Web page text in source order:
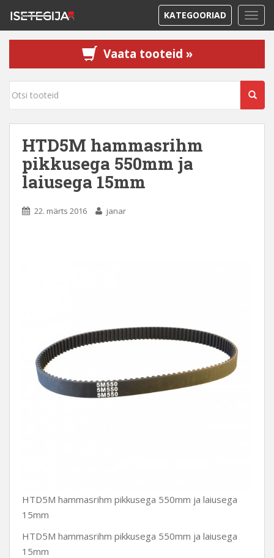
KATEGOORIAD
Vaata tooteid »
HTD5M hammasrihm
pikkusega 550mm ja
laiusega 15mm
22. märts 2016 janar
HTD5M hammasrihm pikkusega 550mm ja laiusega
15mm
HTD5M hammasrihm pikkusega 550mm ja laiusega
15mm